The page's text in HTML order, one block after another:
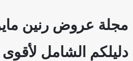
دليلكم الشامل